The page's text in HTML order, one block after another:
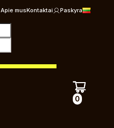
Apie musKontaktai Paskyra
0